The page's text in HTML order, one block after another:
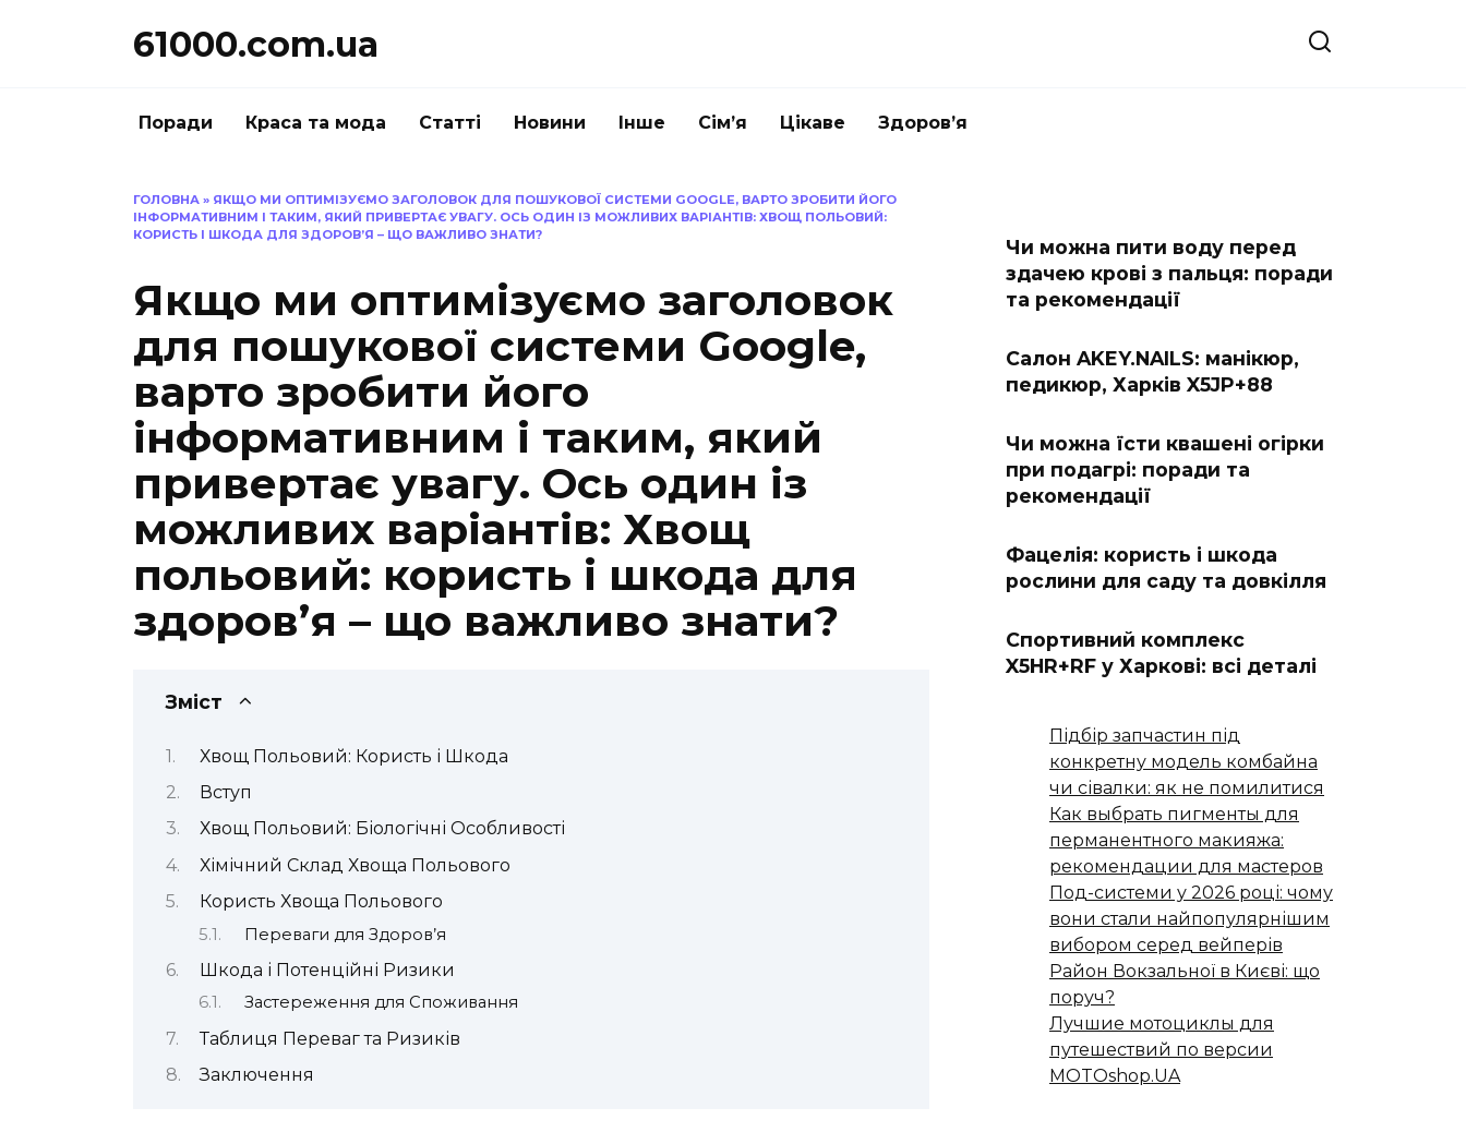
61000.com.ua
Поради Краса та мода Статті Новини Інше Сім’я Цікаве Здоров’я
ГОЛОВНА » ЯКЩО МИ ОПТИМІЗУЄМО ЗАГОЛОВОК ДЛЯ ПОШУКОВОЇ СИСТЕМИ GOOGLE, ВАРТО ЗРОБИТИ ЙОГО
ІНФОРМАТИВНИМ І ТАКИМ, ЯКИЙ ПРИВЕРТАЄ УВАГУ. ОСЬ ОДИН ІЗ МОЖЛИВИХ ВАРІАНТІВ: ХВОЩ ПОЛЬОВИЙ:
КОРИСТЬ І ШКОДА ДЛЯ ЗДОРОВ’Я – ЩО ВАЖЛИВО ЗНАТИ?
Якщо ми оптимізуємо заголовок
для пошукової системи Google,
варто зробити його
інформативним і таким, який
привертає увагу. Ось один із
можливих варіантів: Хвощ
польовий: користь і шкода для
здоров’я – що важливо знати?
Зміст
Хвощ Польовий: Користь і Шкода
Вступ
Хвощ Польовий: Біологічні Особливості
Хімічний Склад Хвоща Польового
Користь Хвоща Польового
Переваги для Здоров’я
Шкода і Потенційні Ризики
Застереження для Споживання
Таблиця Переваг та Ризиків
Заключення
Чи можна пити воду перед
здачею крові з пальця: поради
та рекомендації
Салон AKEY.NAILS: манікюр,
педикюр, Харків X5JP+88
Чи можна їсти квашені огірки
при подагрі: поради та
рекомендації
Фацелія: користь і шкода
рослини для саду та довкілля
Спортивний комплекс
X5HR+RF у Харкові: всі деталі
Підбір запчастин під
конкретну модель комбайна
чи сівалки: як не помилитися
Как выбрать пигменты для
перманентного макияжа:
рекомендации для мастеров
Под-системи у 2026 році: чому
вони стали найпопулярнішим
вибором серед вейперів
Район Вокзальної в Києві: що
поруч?
Лучшие мотоциклы для
путешествий по версии
MOTOshop.UA